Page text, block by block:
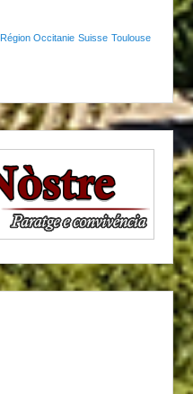
Région Occitanie Suisse Toulouse